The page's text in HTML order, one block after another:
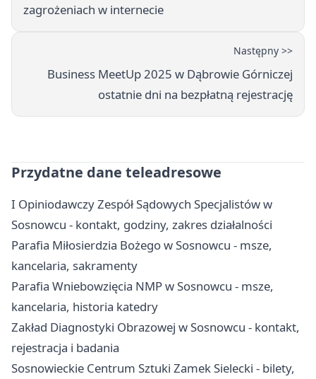
zagrożeniach w internecie
Następny >>
Business MeetUp 2025 w Dąbrowie Górniczej
ostatnie dni na bezpłatną rejestrację
Przydatne dane teleadresowe
I Opiniodawczy Zespół Sądowych Specjalistów w
Sosnowcu - kontakt, godziny, zakres działalności
Parafia Miłosierdzia Bożego w Sosnowcu - msze,
kancelaria, sakramenty
Parafia Wniebowzięcia NMP w Sosnowcu - msze,
kancelaria, historia katedry
Zakład Diagnostyki Obrazowej w Sosnowcu - kontakt,
rejestracja i badania
Sosnowieckie Centrum Sztuki Zamek Sielecki - bilety,